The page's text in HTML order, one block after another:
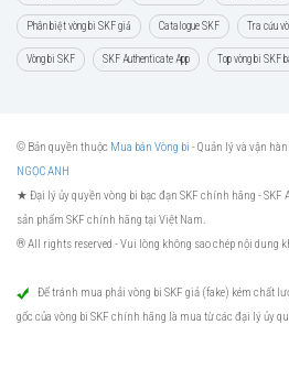
Phân biệt vòng bi SKF giả Catalogue SKF Tra cứu
Vòng bi SKF SKF Authenticate App Top vòng bi SKF
© Bản quyền thuộc Mua bán Vòng bi - Quản lý và vận
NGỌC ANH
★ Đại lý ủy quyền vòng bi bạc đạn SKF chính hãng -SKF
sản phẩm SKF chính hãng tại Việt Nam.
® All rights reserved - Vui lòng không sao chép nội dung
Để tránh mua phải vòng bi SKF giả (fake) kém chất
gốc của vòng bi SKF chính hãng là mua từ các đại lý ủy